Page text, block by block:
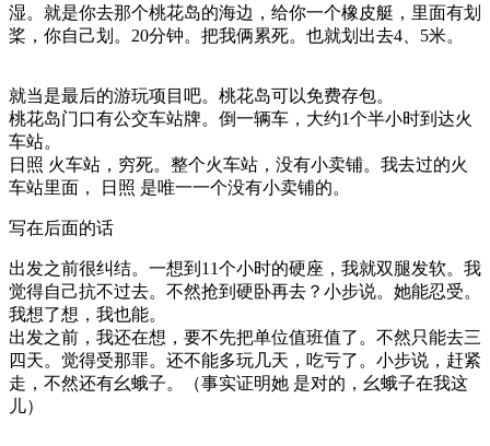
湿。就是你去那个桃花岛的海边，给你一个橡皮艇，里面有划
桨，你自己划。20分钟。把我俩累死。也就划出去4、5米。
就当是最后的游玩项目吧。桃花岛可以免费存包。
桃花岛门口有公交车站牌。倒一辆车，大约1个半小时到达火
车站。
日照 火车站，穷死。整个火车站，没有小卖铺。我去过的火
车站里面， 日照 是唯一一个没有小卖铺的。
写在后面的话
出发之前很纠结。一想到11个小时的硬座，我就双腿发软。我
觉得自己抗不过去。不然抢到硬卧再去？小步说。她能忍受。
我想了想，我也能。
出发之前，我还在想，要不先把单位值班值了。不然只能去三
四天。觉得受那罪。还不能多玩几天，吃亏了。小步说，赶紧
走，不然还有幺蛾子。（事实证明她 是对的，幺蛾子在我这
儿）